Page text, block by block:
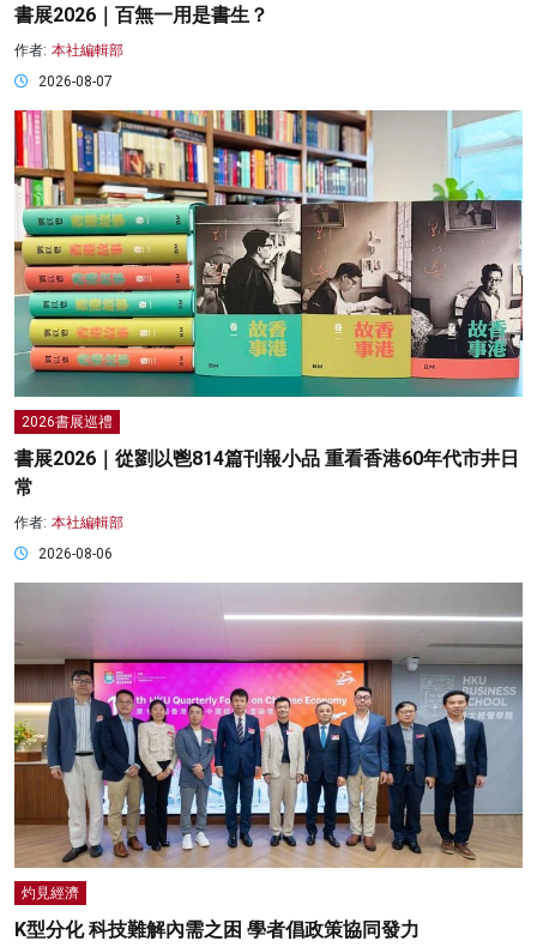
書展2026｜百無一用是書生？
作者: 本社編輯部
2026-08-07
2026書展巡禮
書展2026｜從劉以鬯814篇刊報小品 重看香港60年代市井日
常
作者: 本社編輯部
2026-08-06
灼見經濟
K型分化 科技難解內需之困 學者倡政策協同發力